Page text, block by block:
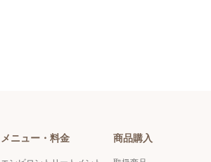
メニュー・料金 商品購入